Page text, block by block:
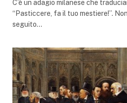
C’è un adagio milanese che
“Pasticcere, fa il tuo mestiere!”.
seguito…